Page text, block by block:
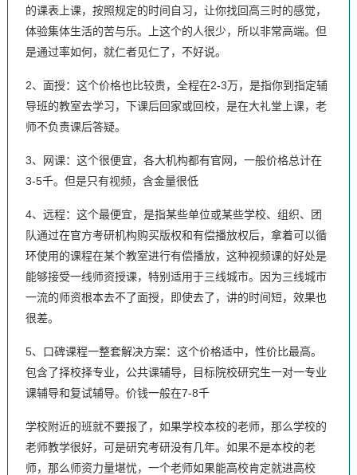
的课表上课，按照规定的时间自习，让你找回高三时的感觉，
体验集体生活的苦与乐。上这个的人很少，所以非常高端。但
是通过率如何，就仁者见仁了，不好说。
2、面授：这个价格也比较贵，全程在2-3万，是指你到指定辅
导班的教室去学习，下课后回家或回校，是在大礼堂上课，老
师不负责课后答疑。
3、网课：这个很便宜，各大机构都有官网，一般价格总计在
3-5千。但是只有视频，含金量很低
4、远程：这个最便宜，是指某些单位或某些学校、组织、团
队通过在官方考研机构购买版权和有偿播放权后，拿着可以循
环使用的课程在某个教室进行有偿播放，这种视频课的好处是
能够接受一线师资授课，特别适用于三线城市。因为三线城市
一流的师资根本去不了面授，即使去了，讲的时间短，效果也
很差。
5、口碑课程一整套解决方案：这个价格适中，性价比最高。
包含了择校择专业，公共课辅导，目标院校研究生一对一专业
课辅导和复试辅导。价钱一般在7-8千
学校附近的班就不要报了，如果学校本校的老师，那么学校的
老师教学很好，可是研究考研没有几年。如果不是本校的老
师，那么师资力量堪忧，一个老师如果能高校肯定就进高校